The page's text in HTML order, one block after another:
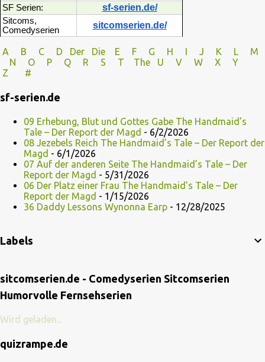
SF Serien: sf-serien.de/
Sitcoms,
Comedyserien
sitcomserien.de/
A B C D Der Die E F G H I J K L
M
N
O P Q R S T The U V
W X Y
Z
#
sf-serien.de
09 Erhebung, Blut und Gottes Gabe The Handmaid’s
Tale – Der Report der Magd - 6/2/2026
08 Jezebels Reich The Handmaid’s Tale – Der Report der
Magd - 6/1/2026
07 Auf der anderen Seite The Handmaid’s Tale – Der
Report der Magd - 5/31/2026
06 Der Platz einer Frau The Handmaid’s Tale – Der
Report der Magd - 1/15/2026
36 Daddy Lessons Wynonna Earp - 12/28/2025
Labels
sitcomserien.de - Comedyserien Sitcomserien
Humorvolle Fernsehserien
Wird geladen...
quizrampe.de